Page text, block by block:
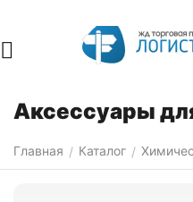
Аксессуары
Главная / Каталог /